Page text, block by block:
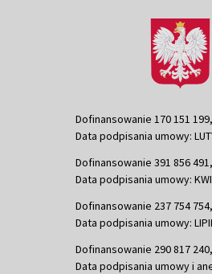
Dofinansowanie 170 151
Data podpisania umowy:
Dofinansowanie 391 856
Data podpisania umowy:
Dofinansowanie 237 754
Data podpisania umowy:
Dofinansowanie 290 817
Data podpisania umowy i